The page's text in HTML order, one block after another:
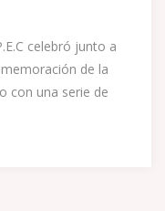
celebró junto a
de la
con una serie de